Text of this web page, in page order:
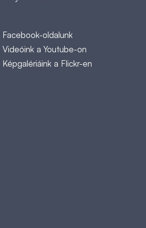
Facebook-oldalunk
Videóink a Youtube-on
Képgalériáink a Flickr-en